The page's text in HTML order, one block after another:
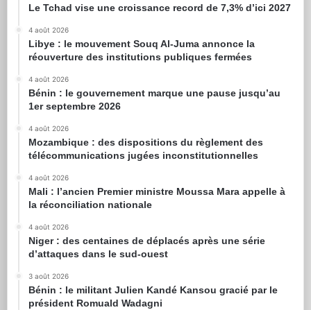
Le Tchad vise une croissance record de 7,3% d’ici 2027
4 août 2026
Libye : le mouvement Souq Al-Juma annonce la
réouverture des institutions publiques fermées
4 août 2026
Bénin : le gouvernement marque une pause jusqu’au
1er septembre 2026
4 août 2026
Mozambique : des dispositions du règlement des
télécommunications jugées inconstitutionnelles
4 août 2026
Mali : l’ancien Premier ministre Moussa Mara appelle à
la réconciliation nationale
4 août 2026
Niger : des centaines de déplacés après une série
d’attaques dans le sud-ouest
3 août 2026
Bénin : le militant Julien Kandé Kansou gracié par le
président Romuald Wadagni